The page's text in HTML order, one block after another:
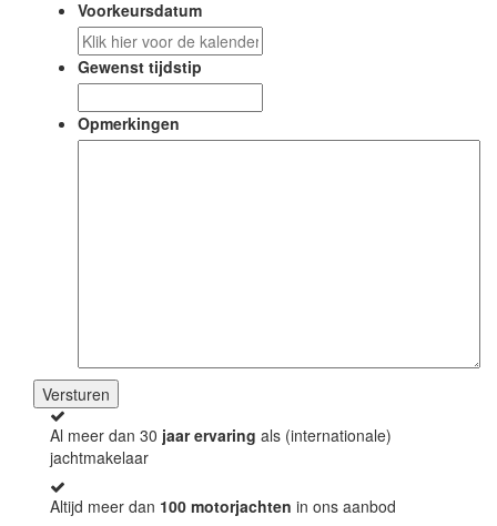
Voorkeursdatum
slash
MM
Gewenst tijdstip
Opmerkingen
Al meer dan 30 jaar ervaring als (internationale)
jachtmakelaar
Altijd meer dan 100 motorjachten in ons aanbod